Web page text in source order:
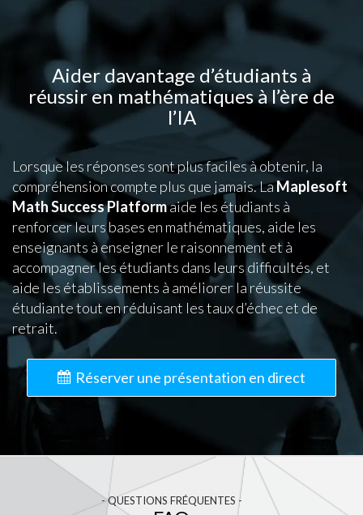
Aider davantage d’étudiants à
réussir en mathématiques à l’ère de
l’IA
Lorsque les réponses sont plus faciles à obtenir, la
compréhension compte plus que jamais. LaMaplesoft
Math Success Platformaide les étudiants à
renforcer leurs bases en mathématiques, aide les
enseignants à enseigner le raisonnement et à
accompagner les étudiants dans leurs difficultés, et
aide les établissements à améliorer la réussite
étudiante tout en réduisant les taux d’échec et de
retrait.
Réserver une présentation en direct
- QUESTIONS FRÉQUENTES -